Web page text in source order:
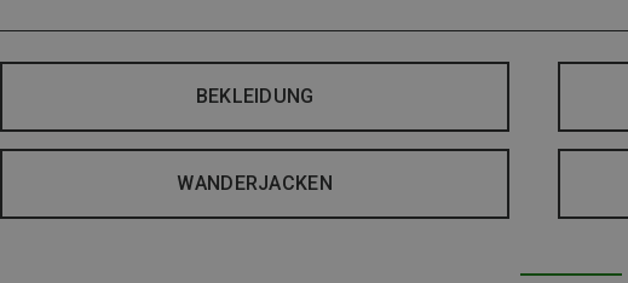
BEKLEIDUNG
WANDERJACKEN